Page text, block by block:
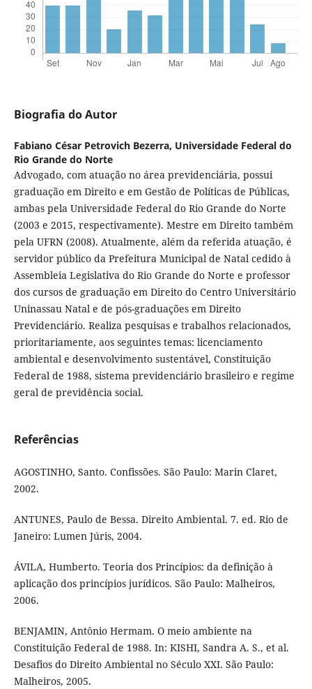
Biografia do Autor
Fabiano César Petrovich Bezerra, Universidade Federal do
Rio Grande do Norte
Advogado, com atuação no área previdenciária, possui
graduação em Direito e em Gestão de Políticas de Públicas,
ambas pela Universidade Federal do Rio Grande do Norte
(2003 e 2015, respectivamente). Mestre em Direito também
pela UFRN (2008). Atualmente, além da referida atuação, é
servidor público da Prefeitura Municipal de Natal cedido à
Assembleia Legislativa do Rio Grande do Norte e professor
dos cursos de graduação em Direito do Centro Universitário
Uninassau Natal e de pós-graduações em Direito
Previdenciário. Realiza pesquisas e trabalhos relacionados,
prioritariamente, aos seguintes temas: licenciamento
ambiental e desenvolvimento sustentável, Constituição
Federal de 1988, sistema previdenciário brasileiro e regime
geral de previdência social.
Referências
AGOSTINHO, Santo. Confissões. São Paulo: Marin Claret,
2002.
ANTUNES, Paulo de Bessa. Direito Ambiental. 7. ed. Rio de
Janeiro: Lumen Júris, 2004.
ÁVILA, Humberto. Teoria dos Princípios: da definição à
aplicação dos princípios jurídicos. São Paulo: Malheiros,
2006.
BENJAMIN, Antônio Hermam. O meio ambiente na
Constituição Federal de 1988. In: KISHI, Sandra A. S., et al.
Desafios do Direito Ambiental no Século XXI. São Paulo:
Malheiros, 2005.